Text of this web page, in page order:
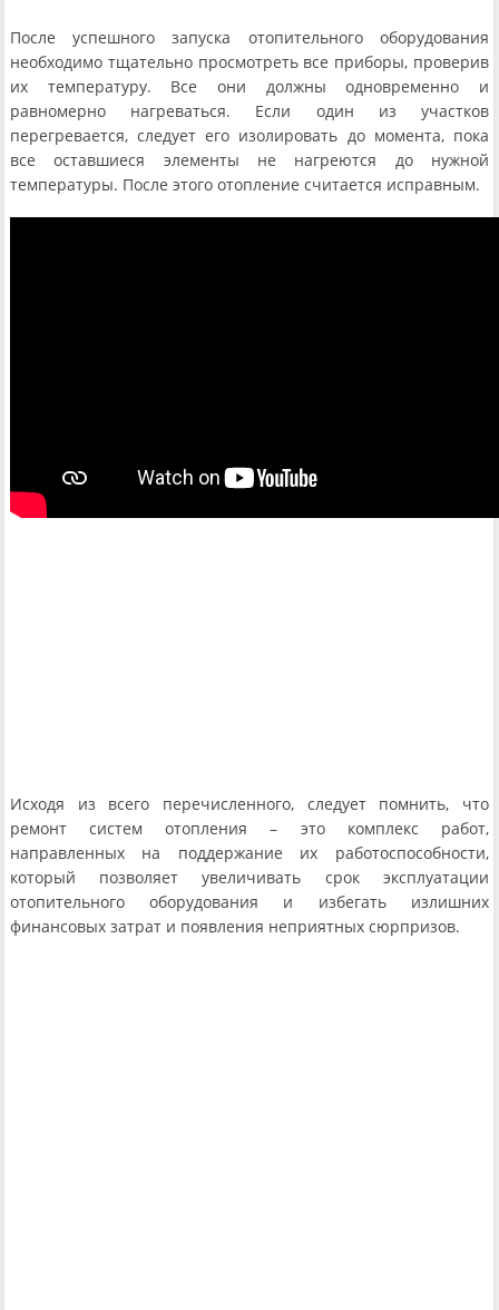
После успешного запуска отопительного оборудования
необходимо тщательно просмотреть все приборы, проверив
их температуру. Все они должны одновременно и
равномерно нагреваться. Если один из участков
перегревается, следует его изолировать до момента, пока
все оставшиеся элементы не нагреются до нужной
температуры. После этого отопление считается исправным.
Исходя из всего перечисленного, следует помнить, что
ремонт систем отопления – это комплекс работ,
направленных на поддержание их работоспособности,
который позволяет увеличивать срок эксплуатации
отопительного оборудования и избегать излишних
финансовых затрат и появления неприятных сюрпризов.